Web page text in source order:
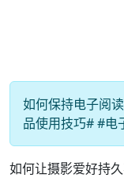
如何保持电子阅
品使用技巧# #电
如何让摄影爱好持久